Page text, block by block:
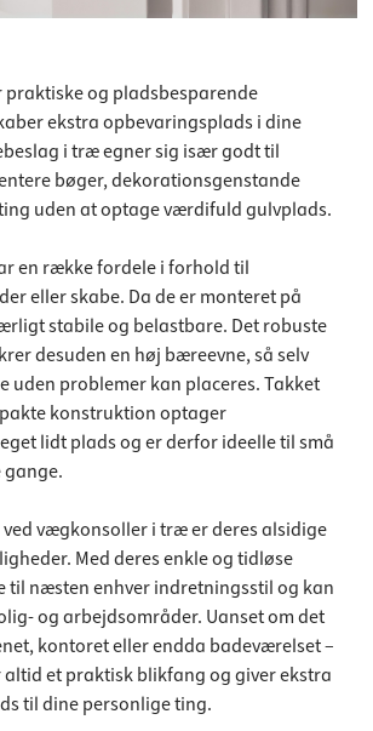
og pladsbesparende
ekstra opbevaringsplads i dine
i træ egner sig især godt til
bøger, dekorationsgenstande
uden at optage værdifuld gulvplads.
en række fordele i forhold til
eller skabe. Da de er monteret på
stabile og belastbare. Det robuste
desuden en høj bæreevne, så selv
uden problemer kan placeres. Takket
konstruktion optager
lidt plads og er derfor ideelle til små
ved vægkonsoller i træ er deres alsidige
Med deres enkle og tidløse
til næsten enhver indretningsstil og kan
og arbejdsområder. Uanset om det
kontoret eller endda badeværelset –
et praktisk blikfang og giver ekstra
til dine personlige ting.